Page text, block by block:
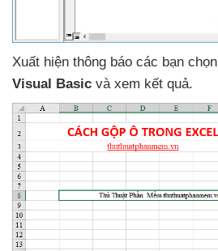
Xuất hiện thông báo các bạn chọn
Visual Basic và xem kết quả.